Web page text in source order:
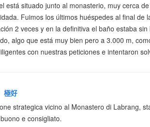
está situado junto al monasterio, muy cerca
Fuimos los últimos huéspedes al final
2 veces y en la definitiva el baño estaba
algo que está muy bien pero a 3.000 m,
con nuestras peticiones e intentaron
極好
strategica vicino al Monastero di Labrang,
e consigliato.